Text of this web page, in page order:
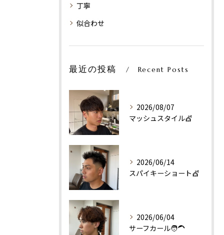
丁寧
似合わせ
最近の投稿 Recent Posts
2026/08/07
マッシュスタイル💇
2026/06/14
スパイキーショート💇
2026/06/04
サーフカール🧑‍🦱